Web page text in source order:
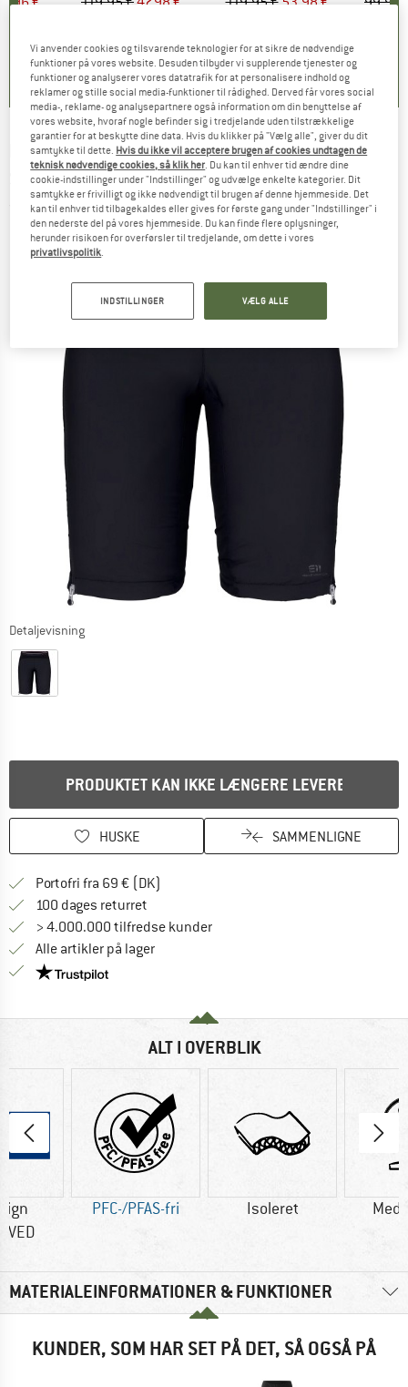
) 5,0(4) 4,3(4)
ELEVENATE -Women's Transition Insulation
Shorts - Syntetiske bukser
(0)
Detaljevisning
PRODUKTET KAN IKKE LÆNGERE LEVERES
HUSKE SAMMENLIGNE
Portofri fra 69 € (DK)
100 dages returret
> 4.000.000 tilfredse kunder
Alle artikler på lager
Vi er Trustpilot-certificeret - oplysningerne får du
ALT I OVERBLIK
PFC-/PFAS-fri Isoleret Med
MATERIALEINFORMATIONER & FUNKTIONER
KUNDER, SOM HAR SET PÅ DET, SÅ OGSÅ PÅ
Vi anvender cookies og tilsvarende teknologier for at sikre de nødvendige
funktioner på vores website. Desuden tilbyder vi supplerende tjenester og
funktioner og analyserer vores datatrafik for at personalisere indhold og
reklamer og stille social media-funktioner til rådighed. Derved får vores social
media-, reklame- og analysepartnere også information om din benyttelse af
vores website, hvoraf nogle befinder sig i tredjelande uden tilstrækkelige
garantier for at beskytte dine data. Hvis du klikker på "Vælg alle", giver du dit
samtykke til dette. Hvis du ikke vil acceptere brugen af cookies undtagen de
teknisk nødvendige cookies, så klik her . Du kan til enhver tid ændre dine
cookie-indstillinger under "Indstillinger" og udvælge enkelte kategorier. Dit
samtykke er frivilligt og ikke nødvendigt til brugen af denne hjemmeside. Det
kan til enhver tid tilbagekaldes eller gives for første gang under "Indstillinger" i
den nederste del på vores hjemmeside. Du kan finde flere oplysninger,
herunder risikoen for overførsler til tredjelande, om dette i vores
privatlivspolitik
INDSTILLINGER VÆLG ALLE